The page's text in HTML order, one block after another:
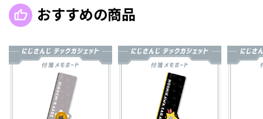
おすすめの商品